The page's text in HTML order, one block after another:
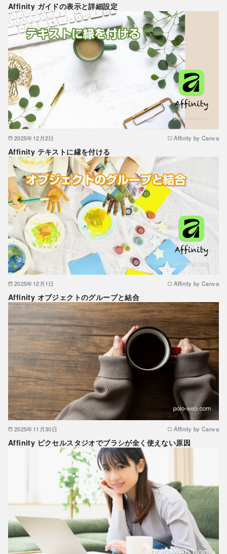
Affinity ガイドの表示と詳細設定
2025年12月2日 Affinity by Canva
Affinity テキストに縁を付ける
2025年12月1日 Affinity by Canva
Affinity オブジェクトのグループと結合
2025年11月30日 Affinity by Canva
Affinity ピクセルスタジオでブラシが全く使えない原因